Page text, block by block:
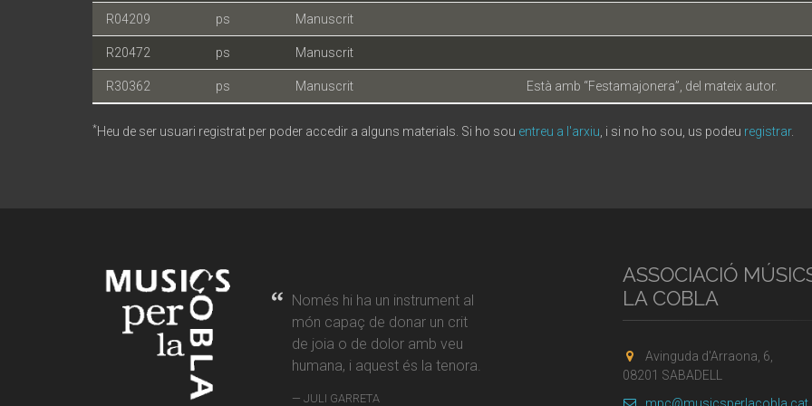
R04209 ps Manuscrit
R20472 ps Manuscrit
R30362 ps Manuscrit Està amb “Festamajonera”, del mateix autor.
*Heu de ser usuari registrat per poder accedir a alguns materials. Si ho sou entreu a l'arxiu , i si no ho sou, us podeu registrar.
Només hi ha un instrument al
món capaç de donar un crit
de joia o de dolor amb veu
humana, i aquest és la tenora.
JULI GARRETA
ASSOCIACIÓ
LA COBLA
Avinguda d'Arraona, 6,
08201 SABADELL